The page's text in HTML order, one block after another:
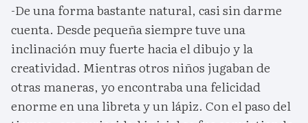
-De una forma bastante natural, casi sin darme
cuenta. Desde pequeña siempre tuve una
inclinación muy fuerte hacia el dibujo y la
creatividad. Mientras otros niños jugaban de
otras maneras, yo encontraba una felicidad
enorme en una libreta y un lápiz. Con el paso del